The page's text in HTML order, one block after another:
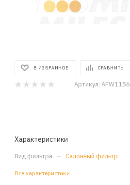
В ИЗБРАННОЕ СРАВНИТЬ
Артикул: AFW1156
Характеристики
Вид фильтра — Салонный фильтр
Все характеристики